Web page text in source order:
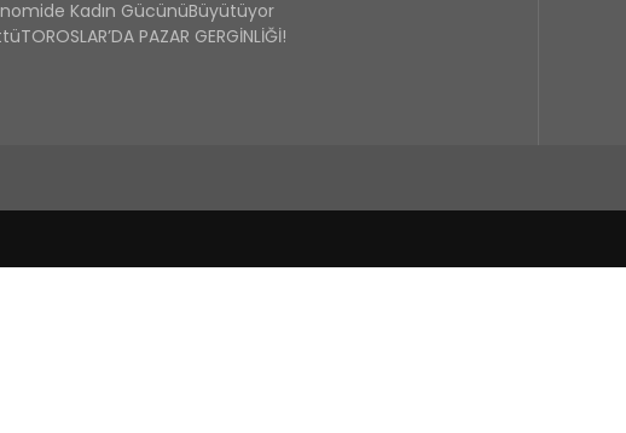
Kadın GücünüBüyütüyor
TOROSLAR’DA PAZAR GERGİNLİĞİ!